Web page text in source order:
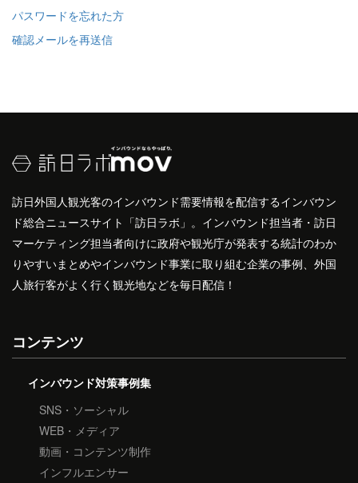
パスワードを忘れた方
確認メールを再送信
訪日外国人観光客のインバウンド需要情報を配信するインバウン
ド総合ニュースサイト「訪日ラボ」。インバウンド担当者・訪日
マーケティング担当者向けに政府や観光庁が発表する統計のわか
りやすいまとめやインバウンド事業に取り組む企業の事例、外国
人旅行客がよく行く観光地などを毎日配信！
コンテンツ
インバウンド対策事例集
SNS・ソーシャル
WEB・メディア
動画・コンテンツ制作
インフルエンサー